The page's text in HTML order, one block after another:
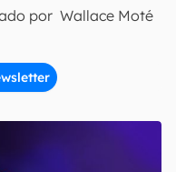
por Wallace Moté
Canaltech.